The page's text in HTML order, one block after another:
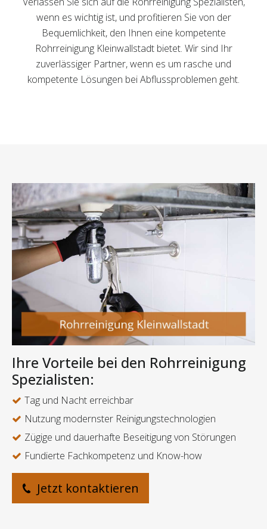
wenn es wichtig ist, und profitieren Sie von der
Bequemlichkeit, den Ihnen eine kompetente
Rohrreinigung Kleinwallstadt bietet. Wir sind Ihr
zuverlässiger Partner, wenn es um rasche und
kompetente Lösungen bei Abflussproblemen geht.
Ihre Vorteile bei den Rohrreinigung
Spezialisten:
Tag und Nacht erreichbar
Nutzung modernster Reinigungstechnologien
Zügige und dauerhafte Beseitigung von Störungen
Fundierte Fachkompetenz und Know-how
Jetzt kontaktieren